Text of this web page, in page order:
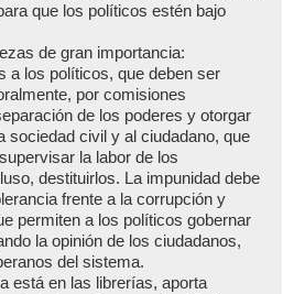
que los políticos estén bajo
de gran importancia:
a los políticos, que deben ser
por comisiones
de los poderes y otorgar
sociedad civil y al ciudadano, que
la labor de los
destituirlos. La impunidad debe
frente a la corrupción y
permiten a los políticos gobernar
la opinión de los ciudadanos,
del sistema.
está en las librerías, aporta